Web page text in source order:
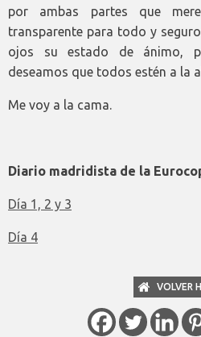
por ambas partes que
transparente para todo y
ojos su estado de ánimo,
deseamos que todos estén a la
Me voy a la cama.
Diario madridista de la
Día 1, 2 y 3
Día 4
VOLVER